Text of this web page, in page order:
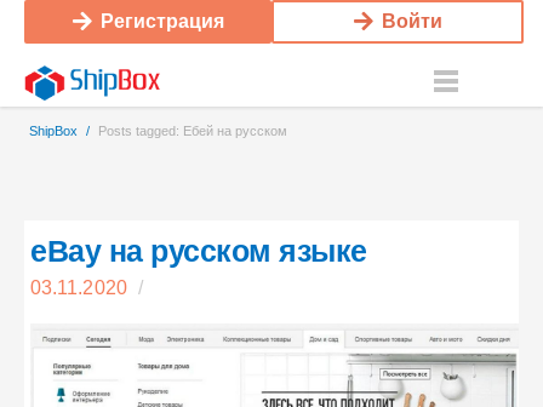
Регистрация Войти
ShipBox / Posts tagged: Ебей на русском
eBay на русском языке
03.11.2020 /